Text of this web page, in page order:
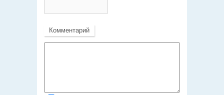
Комментарий